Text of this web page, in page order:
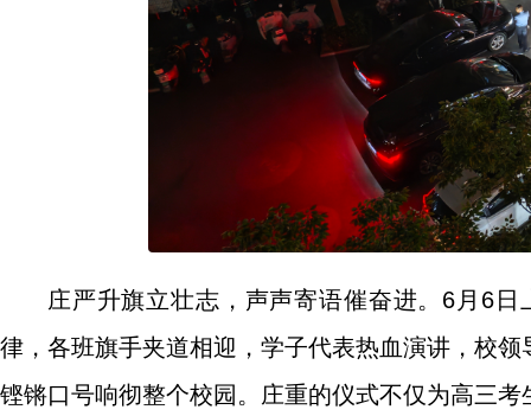
庄严升旗立壮志，声声寄语催奋进。6月6
律，各班旗手夹道相迎，学子代表热血演讲，校
铿锵口号响彻整个校园。庄重的仪式不仅为高三